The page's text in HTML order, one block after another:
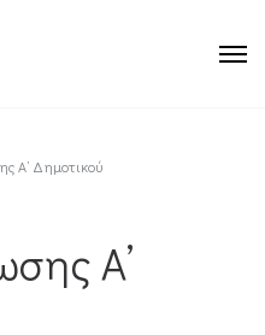
Α’ Δημοτικού
Α’